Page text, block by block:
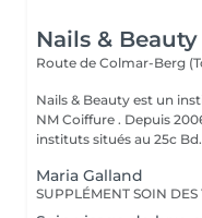
Nails &
Route de Colmar-Berg
Nails & Beauty est un
NM Coiffure . Depuis
instituts situés au 25c Bd.
Maria Galland
SUPPLÉMENT SOIN DES